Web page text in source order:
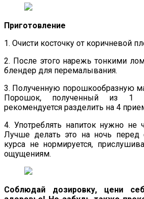
Приготовление
1. Очисти косточку от коричневой
2. После этого нарежь тонкими
блендер для перемалывания.
3. Полученную порошкообразную
Порошок, полученный из 1
рекомендуется разделить на 4
4. Употреблять напиток нужно не
Лучше делать это на ночь перед
курса не нормируется,
ощущениям.
Соблюдай дозировку, цени